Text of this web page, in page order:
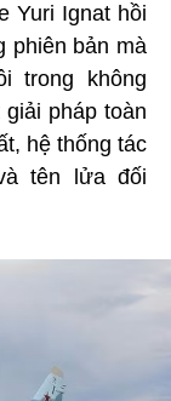
Yuri Ignat hồi
phiên bản mà
trong không
pháp toàn
hệ thống tác
tên lửa đối